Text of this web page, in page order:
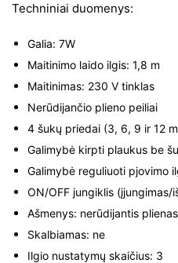
Techniniai duomenys:
Galia: 7W
Maitinimo laido ilgis: 1,8 m
Maitinimas: 230 V tinklas
Nerūdijančio plieno peiliai
4 šukų priedai (3, 6, 9 ir 12
Galimybė kirpti plaukus be
Galimybė reguliuoti pjovimo
ON/OFF jungiklis (įjungimas/
Ašmenys: nerūdijantis plienas
Skalbiamas: ne
Ilgio nustatymų skaičius: 3